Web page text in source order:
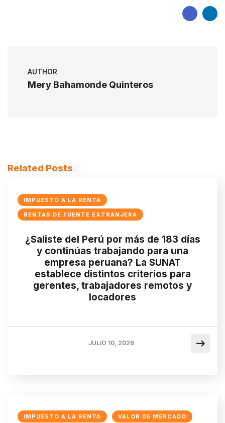
AUTHOR
Mery Bahamonde Quinteros
Related Posts
IMPUESTO A LA RENTA
RENTAS DE FUENTE EXTRANJERA
¿Saliste del Perú por más de 183 días
y continúas trabajando para una
empresa peruana? La SUNAT
establece distintos criterios para
gerentes, trabajadores remotos y
locadores
JULIO 10, 2026
IMPUESTO A LA RENTA VALOR DE MERCADO